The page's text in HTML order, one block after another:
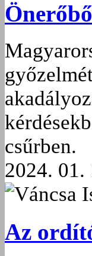
csűrben.
2024. 01.
Váncsa
Az